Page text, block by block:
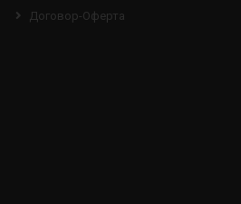
Договор-Оферта